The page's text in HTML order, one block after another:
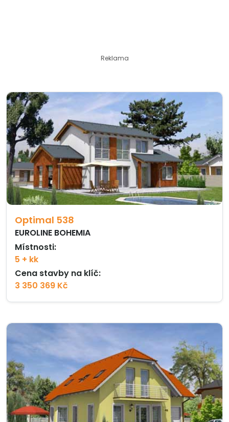
Reklama
Optimal 538
EUROLINE BOHEMIA
Místnosti:
5 + kk
Cena stavby na klíč:
3 350 369 Kč